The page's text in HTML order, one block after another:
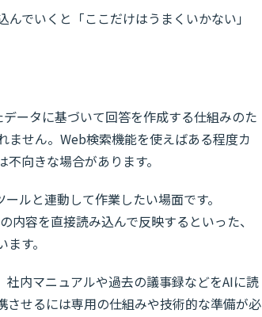
でいくと「ここだけはうまくいかない」
ータに基づいて回答を作成する仕組みのた
せん。Web検索機能を使えばある程度カ
向きな場合があります。
ールと連動して作業したい場面です。
容を直接読み込んで反映するといった、
す。
内マニュアルや過去の議事録などをAIに読
せるには専用の仕組みや技術的な準備が必